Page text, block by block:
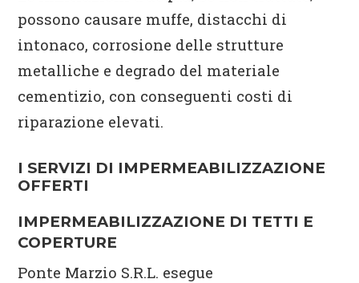
possono causare muffe, distacchi di
intonaco, corrosione delle strutture
metalliche e degrado del materiale
cementizio, con conseguenti costi di
riparazione elevati.
I SERVIZI DI IMPERMEABILIZZAZIONE
OFFERTI
IMPERMEABILIZZAZIONE DI TETTI E
COPERTURE
Ponte Marzio S.R.L. esegue